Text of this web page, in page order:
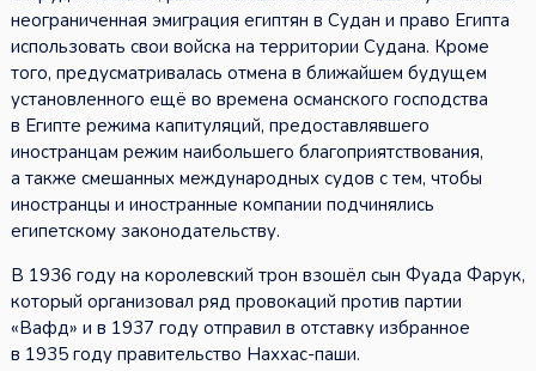
неограниченная эмиграция египтян в Судан и право Египта
использовать свои войска на территории Судана. Кроме
того, предусматривалась отмена в ближайшем будущем
установленного ещё во времена османского господства
в Египте режима капитуляций, предоставлявшего
иностранцам режим наибольшего благоприятствования,
а также смешанных международных судов с тем, чтобы
иностранцы и иностранные компании подчинялись
египетскому законодательству.
В 1936 году на королевский трон взошёл сын Фуада Фарук,
который организовал ряд провокаций против партии
«Вафд» и в 1937 году отправил в отставку избранное
в 1935 году правительство Наххас-паши.